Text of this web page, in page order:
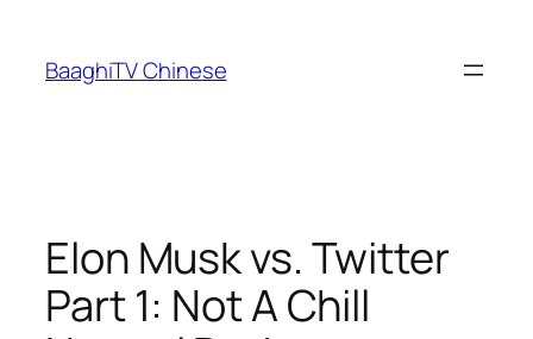
content
BaaghiTV Chinese
Elon Musk vs. Twitter
Part 1: Not A Chill